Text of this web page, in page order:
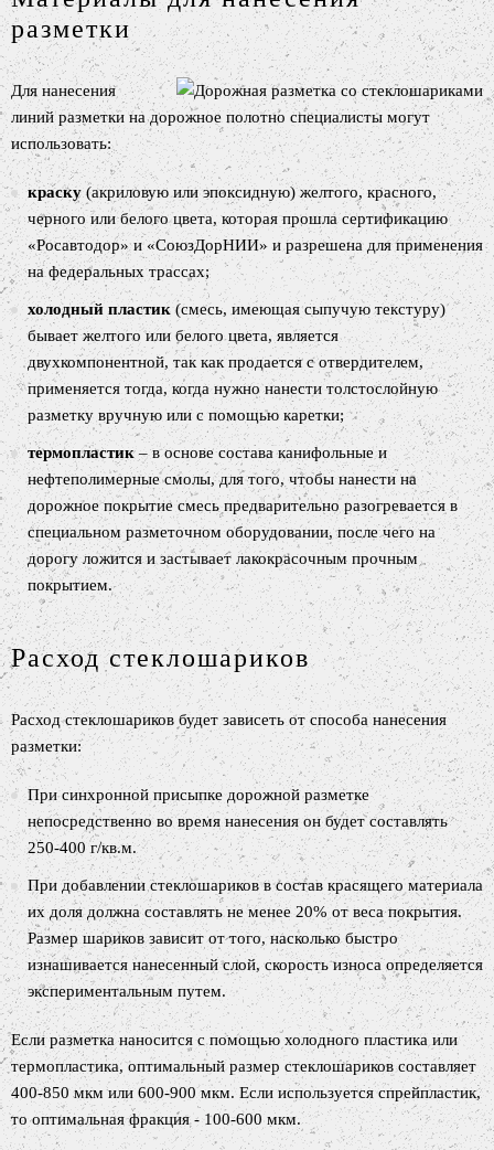
разметки
Для нанесения
линий разметки на дорожное полотно специалисты могут
использовать:
краску(акриловую или эпоксидную) желтого, красного,
черного или белого цвета, которая прошла сертификацию
«Росавтодор» и «СоюзДорНИИ» и разрешена для применения
на федеральных трассах;
холодный пластик (смесь, имеющая сыпучую текстуру)
бывает желтого или белого цвета, является
двухкомпонентной, так как продается с отвердителем,
применяется тогда, когда нужно нанести толстослойную
разметку вручную или с помощью каретки;
термопластик– в основе состава канифольные и
нефтеполимерные смолы, для того, чтобы нанести на
дорожное покрытие смесь предварительно разогревается в
специальном разметочном оборудовании, после чего на
дорогу ложится и застывает лакокрасочным прочным
покрытием.
Расход стеклошариков
Расход стеклошариков будет зависеть от способа нанесения
разметки:
При синхронной присыпке дорожной разметке
непосредственно во время нанесения он будет составлять
250-400 г/кв.м.
При добавлении стеклошариков в состав красящего материала
их доля должна составлять не менее 20% от веса покрытия.
Размер шариков зависит от того, насколько быстро
изнашивается нанесенный слой, скорость износа определяется
экспериментальным путем.
Если разметка наносится с помощью холодного пластика или
термопластика, оптимальный размер стеклошариков составляет
400-850 мкм или 600-900 мкм. Если используется спрейпластик,
то оптимальная фракция - 100-600 мкм.